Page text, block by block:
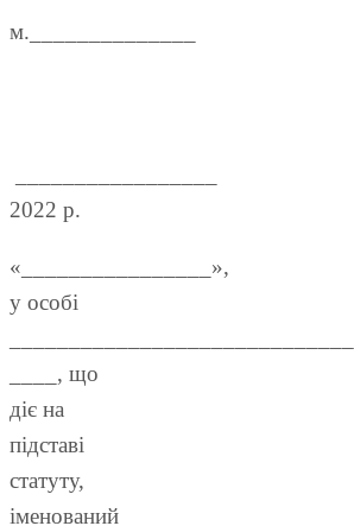
м.______________
2022 р.
«________________»,
у особі
____, що
діє на
підставі
статуту,
іменований